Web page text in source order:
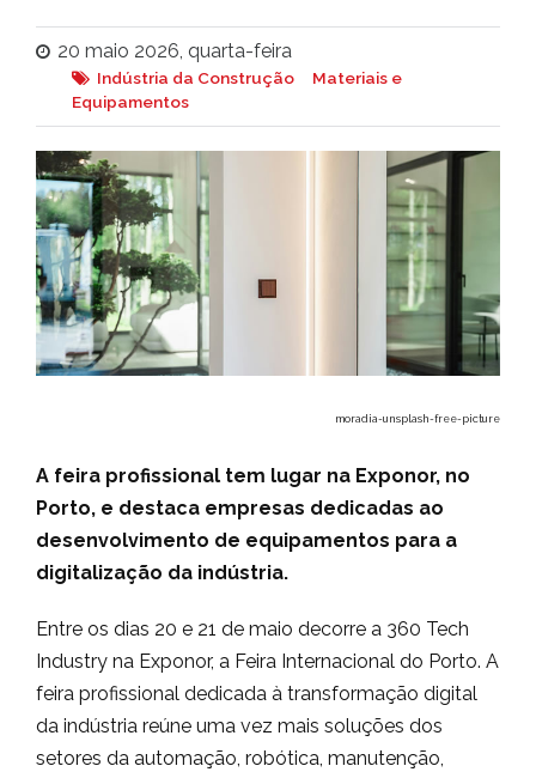
20 maio 2026, quarta-feira
Indústria da Construção
Materiais e
Equipamentos
moradia-unsplash-free-picture
A feira profissional tem lugar na Exponor, no
Porto, e destaca empresas dedicadas ao
desenvolvimento de equipamentos para a
digitalização da indústria.
Entre os dias 20 e 21 de maio decorre a 360 Tech
Industry na Exponor, a Feira Internacional do Porto. A
feira profissional dedicada à transformação digital
da indústria reúne uma vez mais soluções dos
setores da automação, robótica, manutenção,